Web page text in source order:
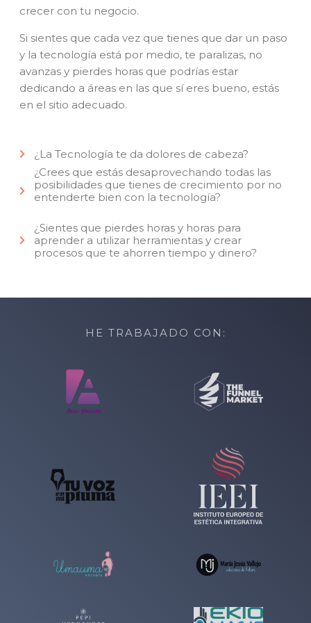
crecer con tu negocio.
Si sientes que cada vez que tienes que dar un paso
y la tecnología está por medio, te paralizas, no
avanzas y pierdes horas que podrías estar
dedicando a áreas en las que sí eres bueno, estás
en el sitio adecuado.
¿La Tecnología te da dolores de cabeza?
¿Crees que estás desaprovechando todas las
posibilidades que tienes de crecimiento por no
entenderte bien con la tecnología?
¿Sientes que pierdes horas y horas para
aprender a utilizar herramientas y crear
procesos que te ahorren tiempo y dinero?
HE TRABAJADO CON: